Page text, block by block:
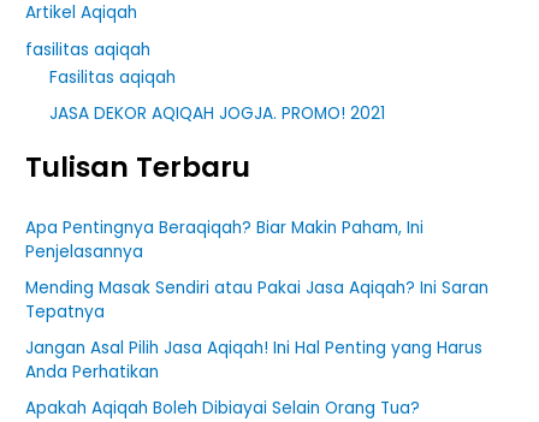
Artikel Aqiqah
fasilitas aqiqah
Fasilitas aqiqah
JASA DEKOR AQIQAH JOGJA. PROMO! 2021
Tulisan Terbaru
Apa Pentingnya Beraqiqah? Biar Makin Paham, Ini
Penjelasannya
Mending Masak Sendiri atau Pakai Jasa Aqiqah? Ini Saran
Tepatnya
Jangan Asal Pilih Jasa Aqiqah! Ini Hal Penting yang Harus
Anda Perhatikan
Apakah Aqiqah Boleh Dibiayai Selain Orang Tua?